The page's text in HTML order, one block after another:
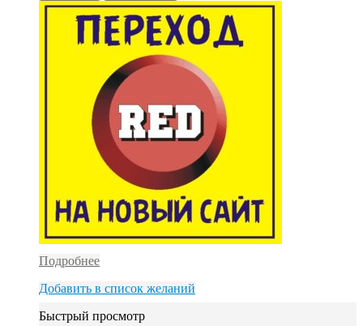
Подробнее
Добавить в список желаний
Быстрый просмотр